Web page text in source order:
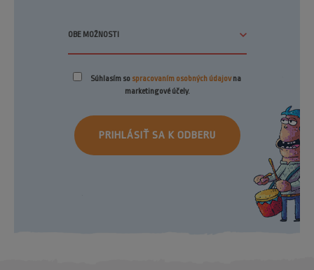
Súhlasím so spracovaním osobných údajovna
marketingové účely.
PRIHLÁSIŤ SA K ODBERU